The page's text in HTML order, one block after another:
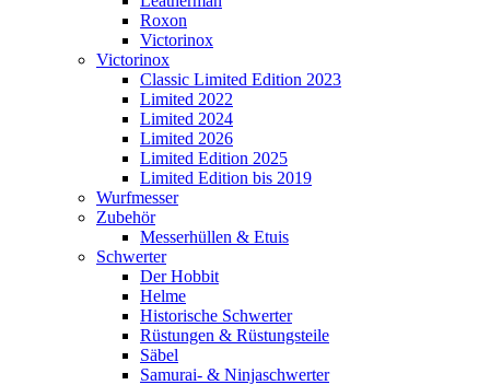
Roxon
Victorinox
Victorinox
Classic Limited Edition 2023
Limited 2022
Limited 2024
Limited 2026
Limited Edition 2025
Limited Edition bis 2019
Wurfmesser
Zubehör
Messerhüllen & Etuis
Schwerter
Der Hobbit
Helme
Historische Schwerter
Rüstungen & Rüstungsteile
Säbel
Samurai- & Ninjaschwerter